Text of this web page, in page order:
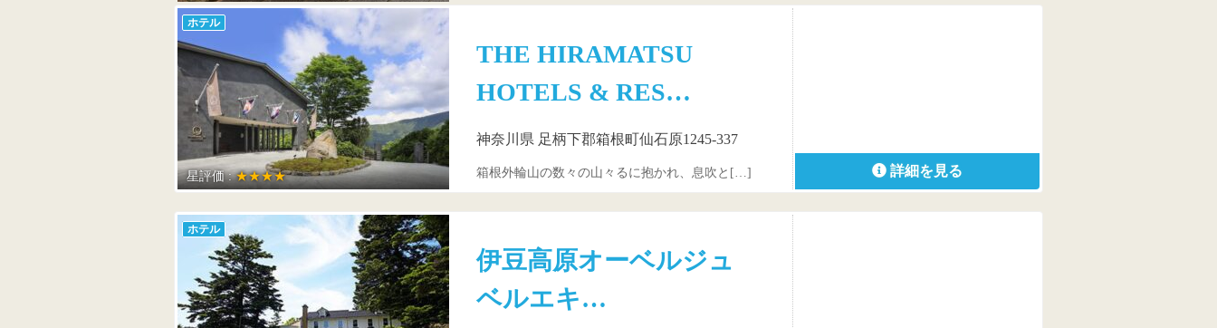
ホテル
星評価 :★★★★
THE HIRAMATSU
HOTELS & RES…
神奈川県 足柄下郡箱根町仙石原1245-337
箱根外輪山の数々の山々るに抱かれ、息吹と[…] 詳細を見る
ホテル
伊豆高原オーベルジュ
ベルエキ…